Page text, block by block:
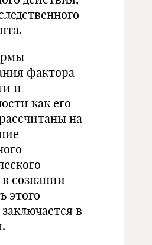
фактора
и
как его
на
сознании
этого
в